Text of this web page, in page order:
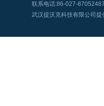
联系电话:86-027-
武汉提沃克科技有限公司提